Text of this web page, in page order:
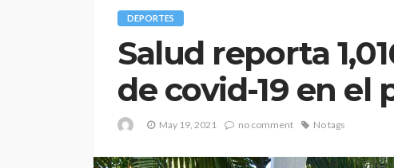
DEPORTES
Salud reporta
de covid-19 en el
May 19, 2021 no comment No tags